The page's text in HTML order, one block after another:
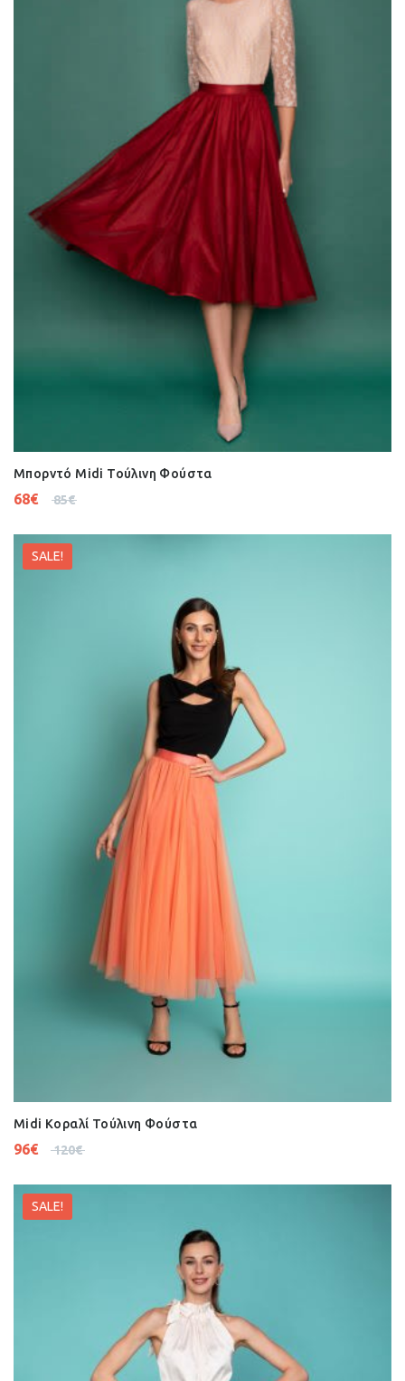
Μπορντό Midi Τούλινη Φούστα
85€
68€
SALE!
Midi Κοραλί Τούλινη Φούστα
120€
96€
SALE!